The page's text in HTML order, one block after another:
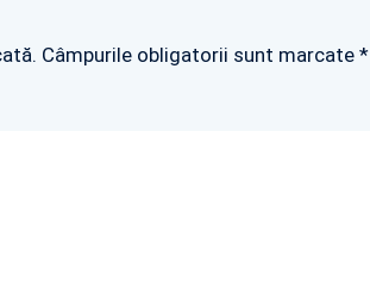
Câmpurile obligatorii sunt marcate *